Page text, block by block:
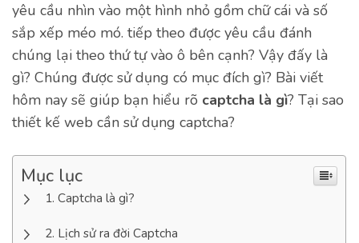
yêu cầu nhìn vào một hình nhỏ gồm chữ cái và số
sắp xếp méo mó. tiếp theo được yêu cầu đánh
chúng lại theo thứ tự vào ô bên cạnh? Vậy đấy là
gì? Chúng được sử dụng có mục đích gì? Bài viết
hôm nay sẽ giúp bạn hiểu rõ captcha là gì? Tại sao
thiết kế web cần sử dụng captcha?
Mục lục
Captcha là gì?
Lịch sử ra đời Captcha